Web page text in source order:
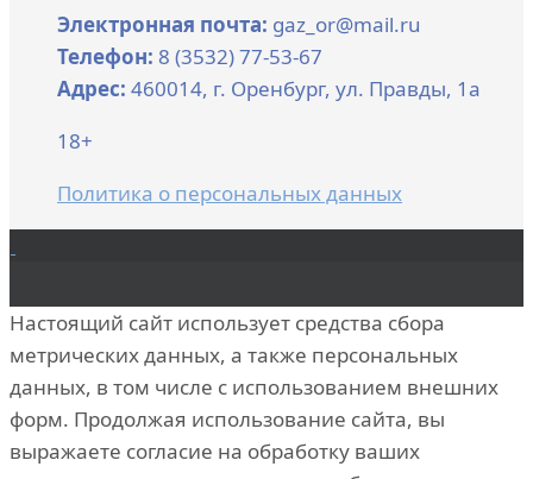
Электронная почта: gaz_or@mail.ru
Телефон: 8 (3532) 77-53-67
Адрес: 460014, г. Оренбург, ул. Правды, 1а
18+
Политика о персональных данных
Настоящий сайт использует средства сбора
метрических данных, а также персональных
данных, в том числе с использованием внешних
форм. Продолжая использование сайта, вы
выражаете согласие на обработку ваших